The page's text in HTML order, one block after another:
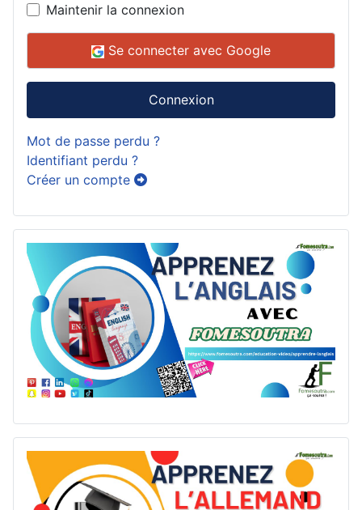
Maintenir la connexion
Se connecter avec Google
Connexion
Mot de passe perdu ?
Identifiant perdu ?
Créer un compte